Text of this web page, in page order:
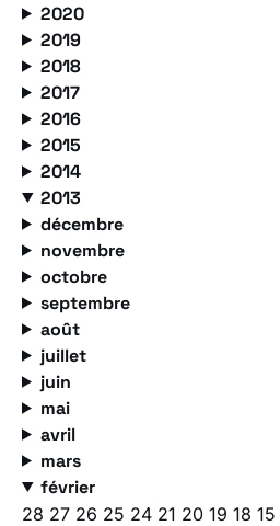
2020
2019
2018
2017
2016
2015
2014
2013
décembre
novembre
octobre
septembre
août
juillet
juin
mai
avril
mars
février
28 27 26 25 24 21 20 19 18 15